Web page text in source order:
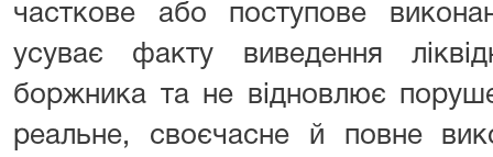
часткове або поступове
усуває факту виведення
боржника та не відновлює
реальне, своєчасне й повне